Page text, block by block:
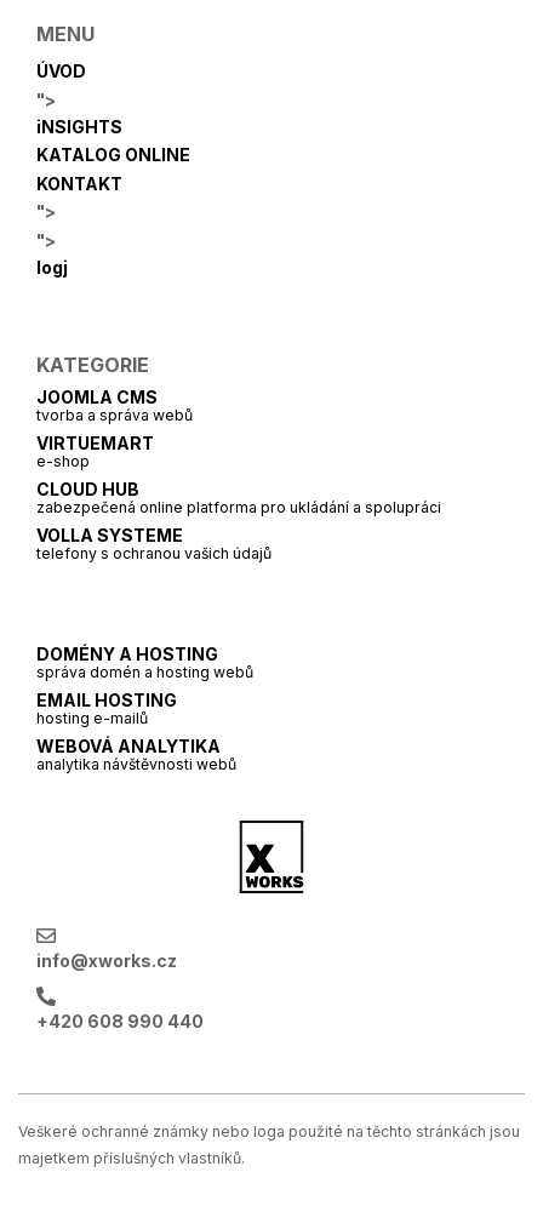
MENU
ÚVOD
">
iNSIGHTS
KATALOG ONLINE
KONTAKT
">
">
logj
KATEGORIE
JOOMLA CMS
tvorba a správa webů
VIRTUEMART
e-shop
CLOUD HUB
zabezpečená online platforma pro ukládání a spolupráci
VOLLA SYSTEME
telefony s ochranou vašich údajů
DOMÉNY A HOSTING
správa domén a hosting webů
EMAIL HOSTING
hosting e-mailů
WEBOVÁ ANALYTIKA
analytika návštěvnosti webů
info@xworks.cz
+420 608 990 440
Veškeré ochranné známky nebo loga použité na těchto stránkách jsou
majetkem příslušných vlastníků.